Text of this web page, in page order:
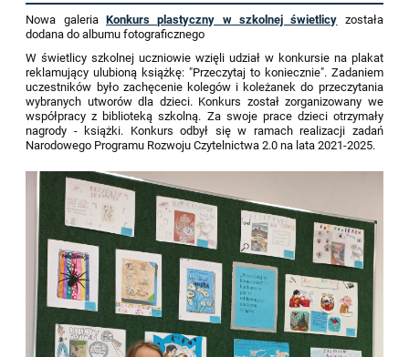
Nowa galeria Konkurs plastyczny w szkolnej świetlicy została
dodana do albumu fotograficznego
W świetlicy szkolnej uczniowie wzięli udział w konkursie na plakat
reklamujący ulubioną książkę: "Przeczytaj to koniecznie". Zadaniem
uczestników było zachęcenie kolegów i koleżanek do przeczytania
wybranych utworów dla dzieci. Konkurs został zorganizowany we
współpracy z biblioteką szkolną. Za swoje prace dzieci otrzymały
nagrody - książki. Konkurs odbył się w ramach realizacji zadań
Narodowego Programu Rozwoju Czytelnictwa 2.0 na lata 2021-2025.